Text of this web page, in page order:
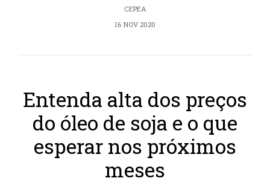
CEPEA
16 NOV 2020
Entenda alta dos preços
do óleo de soja e o que
esperar nos próximos
meses